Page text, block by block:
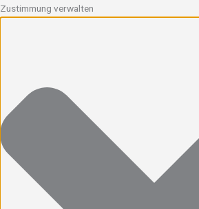
Zustimmung verwalten